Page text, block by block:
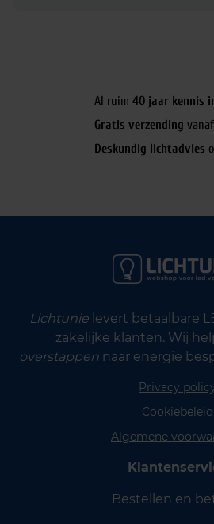
Al ruim 40 jaar kennis
Gratis verzending
Deskundig lichtadvies
Lichtunielevert betaalbare
zakelijke klanten. Wij
overstappen naar energie
Privacy
Cookiebeleid
Algemene
Bestellen en